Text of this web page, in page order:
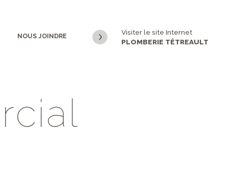
NOUS JOINDRE
Visiter le site Internet
PLOMBERIE TÉTREAULT
rcial